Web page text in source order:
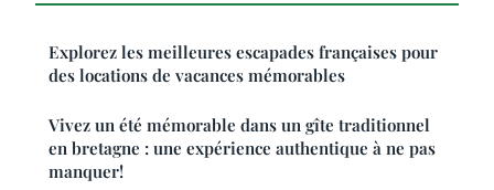
Explorez les meilleures escapades françaises pour
des locations de vacances mémorables
Vivez un été mémorable dans un gîte traditionnel
en bretagne : une expérience authentique à ne pas
manquer!